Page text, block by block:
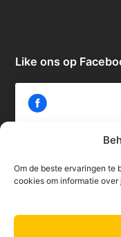
Om de beste ervaringen te
cookies om informatie
Like ons op
Klik om